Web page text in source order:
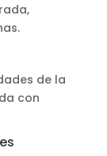
de la
con